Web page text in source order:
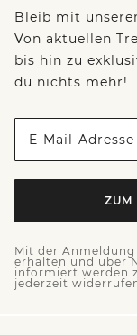
Bleib mit
Von aktuellen
bis hin zu
du nichts mehr!
E-Mail-Adresse
ZUM
Mit der
erhalten und über
informiert werden
jederzeit